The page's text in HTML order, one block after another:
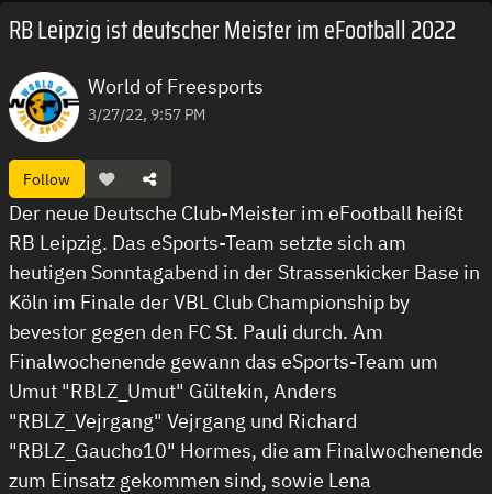
RB Leipzig ist deutscher Meister im eFootball 2022
World of Freesports
3/27/22, 9:57 PM
Follow
Der neue Deutsche Club-Meister im eFootball heißt
RB Leipzig. Das eSports-Team setzte sich am
heutigen Sonntagabend in der Strassenkicker Base in
Köln im Finale der VBL Club Championship by
bevestor gegen den FC St. Pauli durch. Am
Finalwochenende gewann das eSports-Team um
Umut "RBLZ_Umut" Gültekin, Anders
"RBLZ_Vejrgang" Vejrgang und Richard
"RBLZ_Gaucho10" Hormes, die am Finalwochenende
zum Einsatz gekommen sind, sowie Lena